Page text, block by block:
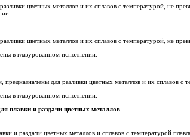
разливки цветных металлов и их сплавов с температурой,
цветных металлов и их сплавов с температурой, не
в глазурованном исполнении.
предназначены для разливки цветных металлов и их
в глазурованном исполнении.
плавки и раздачи цветных металлов
и раздачи цветных металлов и сплавов с температурой